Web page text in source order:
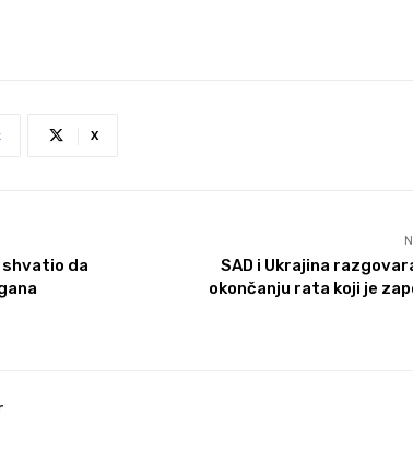
X
shvatio da
SAD i Ukrajina
okončanju rata koji je